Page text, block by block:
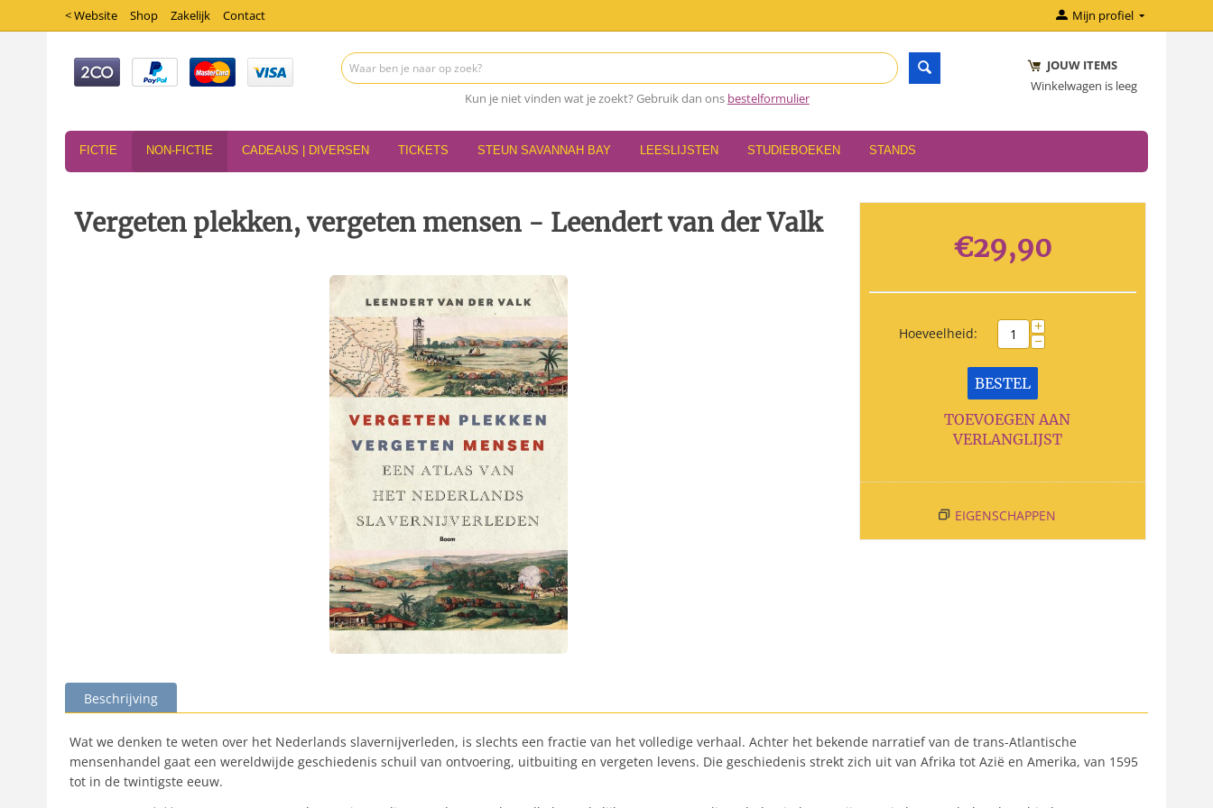
< Website Shop Zakelijk Contact Mijn profiel
Kun je niet vinden wat je zoekt? Gebruik dan ons bestelformulier
JOUW ITEMS
Winkelwagen is leeg
FICTIE NON-FICTIE CADEAUS | DIVERSEN TICKETS STEUN SAVANNAH BAY LEESLIJSTEN STUDIEBOEKEN STANDS
Vergeten plekken, vergeten mensen - Leendert van der Valk
€29,90
Hoeveelheid: +
−
BESTEL
TOEVOEGEN AAN
VERLANGLIJST
EIGENSCHAPPEN
Beschrijving
Wat we denken te weten over het Nederlands slavernijverleden, is slechts een fractie van het volledige verhaal. Achter het bekende narratief van de trans-Atlantische
mensenhandel gaat een wereldwijde geschiedenis schuil van ontvoering, uitbuiting en vergeten levens. Die geschiedenis strekt zich uit van Afrika tot Azië en Amerika, van 1595
tot in de twintigste eeuw.